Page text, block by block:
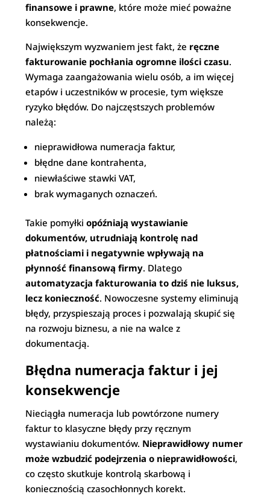
finansowe i prawne, które może mieć poważne
konsekwencje.
Największym wyzwaniem jest fakt, że ręczne
fakturowanie pochłania ogromne ilości czasu.
Wymaga zaangażowania wielu osób, a im więcej
etapów i uczestników w procesie, tym większe
ryzyko błędów. Do najczęstszych problemów
należą:
nieprawidłowa numeracja faktur,
błędne dane kontrahenta,
niewłaściwe stawki VAT,
brak wymaganych oznaczeń.
Takie pomyłkiopóźniają wystawianie
dokumentów, utrudniają kontrolę nad
płatnościami i negatywnie wpływają na
płynność finansową firmy. Dlatego
automatyzacja fakturowania to dziś nie luksus,
lecz konieczność. Nowoczesne systemy eliminują
błędy, przyspieszają proces i pozwalają skupić się
na rozwoju biznesu, a nie na walce z
dokumentacją.
Błędna numeracja faktur i jej
konsekwencje
Nieciągła numeracja lub powtórzone numery
faktur to klasyczne błędy przy ręcznym
wystawianiu dokumentów. Nieprawidłowy numer
może wzbudzić podejrzenia o nieprawidłowości,
co często skutkuje kontrolą skarbową i
koniecznością czasochłonnych korekt.